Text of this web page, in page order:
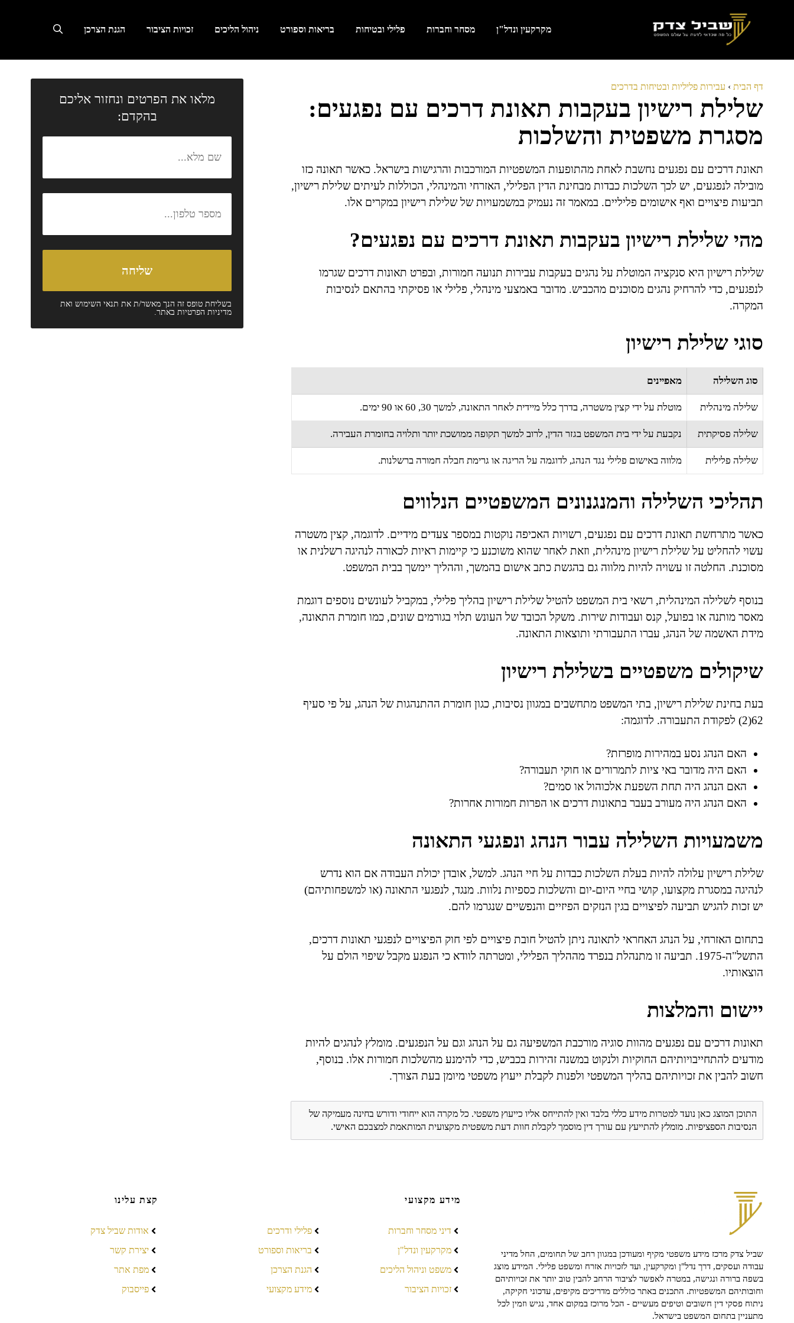
מקרקעין ונדל"ן מסחר וחברות פלילי ובטיחות בריאות וספורט ניהול הליכים זכויות הציבור הגנת הצרכן
דף הבית › עבירות פליליות ובטיחות בדרכים
שלילת רישיון בעקבות תאונת דרכים עם נפגעים:
מסגרת משפטית והשלכות
תאונת דרכים עם נפגעים נחשבת לאחת מהתופעות המשפטיות המורכבות והרגישות בישראל. כאשר תאונה כזו
מובילה לנפגעים, יש לכך השלכות כבדות מבחינת הדין הפלילי, האזרחי והמינהלי, הכוללות לעיתים שלילת רישיון,
תביעות פיצויים ואף אישומים פליליים. במאמר זה נעמיק במשמעויות של שלילת רישיון במקרים אלו.
מהי שלילת רישיון בעקבות תאונת דרכים עם נפגעים?
שלילת רישיון היא סנקציה המוטלת על נהגים בעקבות עבירות תנועה חמורות, ובפרט תאונות דרכים שגרמו
לנפגעים, כדי להרחיק נהגים מסוכנים מהכביש. מדובר באמצעי מינהלי, פלילי או פסיקתי בהתאם לנסיבות
המקרה.
סוגי שלילת רישיון
סוג השלילה מאפיינים
שלילה מינהלית מוטלת על ידי קצין משטרה, בדרך כלל מיידית לאחר התאונה, למשך 30, 60 או 90 ימים.
שלילה פסיקתית נקבעת על ידי בית המשפט בגזר הדין, לרוב למשך תקופה ממושכת יותר ותלויה בחומרת העבירה.
שלילה פלילית מלווה באישום פלילי נגד הנהג, לדוגמה על הריגה או גרימת חבלה חמורה ברשלנות.
תהליכי השלילה והמנגנונים המשפטיים הנלווים
כאשר מתרחשת תאונת דרכים עם נפגעים, רשויות האכיפה נוקטות במספר צעדים מידיים. לדוגמה, קצין משטרה
עשוי להחליט על שלילת רישיון מינהלית, וזאת לאחר שהוא משוכנע כי קיימות ראיות לכאורה לנהיגה רשלנית או
מסוכנת. החלטה זו עשויה להיות מלווה גם בהגשת כתב אישום בהמשך, וההליך יימשך בבית המשפט.
בנוסף לשלילה המינהלית, רשאי בית המשפט להטיל שלילת רישיון בהליך פלילי, במקביל לעונשים נוספים דוגמת
מאסר מותנה או בפועל, קנס ועבודות שירות. משקל הכובד של העונש תלוי בגורמים שונים, כמו חומרת התאונה,
מידת האשמה של הנהג, עברו התעבורתי ותוצאות התאונה.
שיקולים משפטיים בשלילת רישיון
בעת בחינת שלילת רישיון, בתי המשפט מתחשבים במגוון נסיבות, כגון חומרת ההתנהגות של הנהג, על פי סעיף
62(2) לפקודת התעבורה. לדוגמה:
האם הנהג נסע במהירות מופרזת?
האם היה מדובר באי ציות לתמרורים או חוקי תעבורה?
האם הנהג היה תחת השפעת אלכוהול או סמים?
האם הנהג היה מעורב בעבר בתאונות דרכים או הפרות חמורות אחרות?
משמעויות השלילה עבור הנהג ונפגעי התאונה
שלילת רישיון עלולה להיות בעלת השלכות כבדות על חיי הנהג. למשל, אובדן יכולת העבודה אם הוא נדרש
לנהיגה במסגרת מקצועו, קושי בחיי היום-יום והשלכות כספיות נלוות. מנגד, לנפגעי התאונה (או למשפחותיהם)
יש זכות להגיש תביעה לפיצויים בגין הנזקים הפיזיים והנפשיים שנגרמו להם.
בתחום האזרחי, על הנהג האחראי לתאונה ניתן להטיל חובת פיצויים לפי חוק הפיצויים לנפגעי תאונות דרכים,
התשל"ה-1975. תביעה זו מתנהלת בנפרד מההליך הפלילי, ומטרתה לוודא כי הנפגע מקבל שיפוי הולם על
הוצאותיו.
יישום והמלצות
תאונות דרכים עם נפגעים מהוות סוגיה מורכבת המשפיעה גם על הנהג וגם על הנפגעים. מומלץ לנהגים להיות
מודעים להתחייבויותיהם החוקיות ולנקוט במשנה זהירות בכביש, כדי להימנע מהשלכות חמורות אלו. בנוסף,
חשוב להבין את זכויותיהם בהליך המשפטי ולפנות לקבלת ייעוץ משפטי מיומן בעת הצורך.
התוכן המוצג כאן נועד למטרות מידע כללי בלבד ואין להתייחס אליו כייעוץ משפטי. כל מקרה הוא ייחודי ודורש בחינה מעמיקה של
הנסיבות הספציפיות. מומלץ להתייעץ עם עורך דין מוסמך לקבלת חוות דעת משפטית מקצועית המותאמת למצבכם האישי.
מלאו את הפרטים ונחזור אליכם
בהקדם:
בשליחת טופס זה הנך מאשר/ת את תנאי השימושואת
מדיניות הפרטיותבאתר.
שביל צדק מרכז מידע משפטי מקיף ומעודכן במגוון רחב של תחומים, החל מדיני
עבודה ועסקים, דרך נדל"ן ומקרקעין, ועד לזכויות אזרח ומשפט פלילי. המידע מוצג
בשפה ברורה ונגישה, במטרה לאפשר לציבור הרחב להבין טוב יותר את זכויותיהם
וחובותיהם המשפטיות. התכנים באתר כוללים מדריכים מקיפים, עדכוני חקיקה,
ניתוח פסקי דין חשובים וטיפים מעשיים - הכל מרוכז במקום אחד, נגיש וזמין לכל
מתעניין בתחום המשפט בישראל.
מידע מקצועי
דיני מסחר וחברות
מקרקעין ונדל"ן
משפט וניהול הליכים
זכויות הציבור
פלילי ודרכים
בריאות וספורט
הגנת הצרכן
מידע מקצועי
קצת עלינו
אודות שביל צדק
יצירת קשר
מפת אתר
פייסבוק